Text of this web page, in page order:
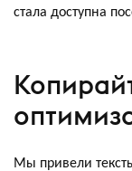
стала доступна
Мы привели